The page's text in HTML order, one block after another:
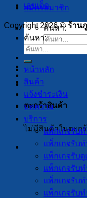
สมัครสมาชิก
ค้นหา:
ตะกร้าสินค้า
ไม่มีสินค้าในตะก
เลขเด็ด
Copyright 2026 © ร้าน
ค้นหา:
หน้าหลัก
สินค้า
แจ้งชำระเงิน
บทความ
บริการ
แพ็กเกจรับท
แพ็กเกจรับท
แพ็กเกจรับดู
แพ็กเกจรับท
แพ็กเกจรับท
แพ็กเกจรับท